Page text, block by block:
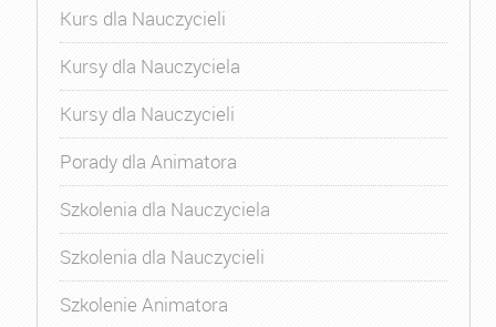
Kurs dla Nauczycieli
Kursy dla Nauczyciela
Kursy dla Nauczycieli
Porady dla Animatora
Szkolenia dla Nauczyciela
Szkolenia dla Nauczycieli
Szkolenie Animatora